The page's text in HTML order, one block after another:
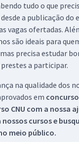
tudo o que
a publicação do
vagas ofertadas.
são ideais para
precisa estudar
a participar.
na qualidade dos
em
CNU com a nossa
cursos e
meio público.